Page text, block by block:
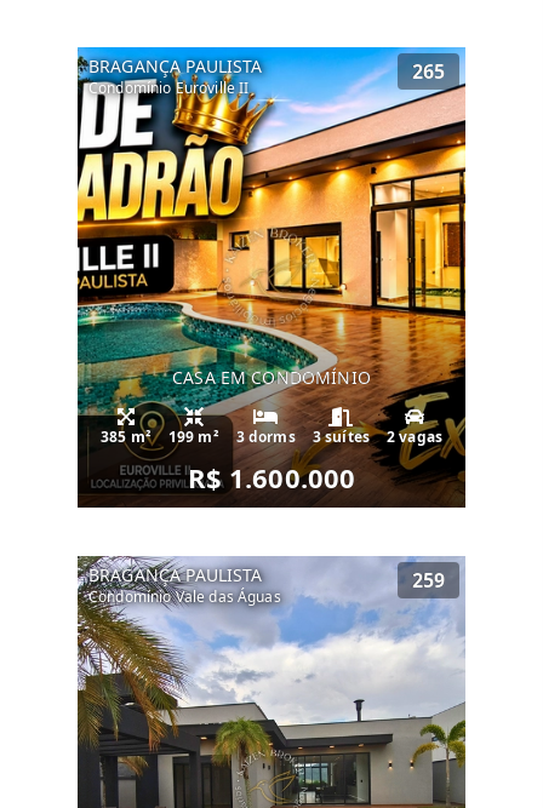
BRAGANÇA PAULISTA
Condomínio Euroville II
265
CASA EM CONDOMÍNIO
385 m² 199 m² 3 dorms 3 suítes 2 vagas
R$ 1.600.000
BRAGANÇA PAULISTA
Condomínio Vale das Águas
259